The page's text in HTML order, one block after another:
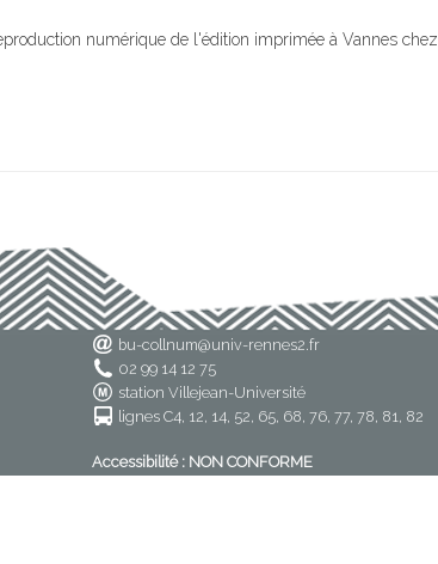
numérique de l'édition imprimée à Vannes chez
bu-collnum@univ-rennes2.fr
02 99 14 12 75
station Villejean-Université
lignes C4, 12, 14, 52, 65, 68, 76, 77, 78, 81, 82
Accessibilité : NON CONFORME